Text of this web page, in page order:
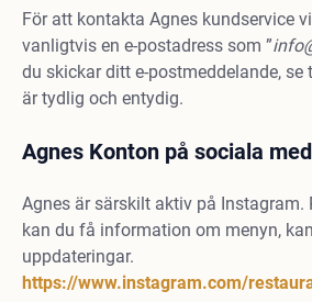
För att kontakta Agnes kundservice
vanligtvis en e-postadress som ”
du skickar ditt e-postmeddelande, se
är tydlig och entydig.
Agnes Konton på sociala
Agnes är särskilt aktiv på Instagram.
kan du få information om menyn,
uppdateringar.
https://www.instagram.com/